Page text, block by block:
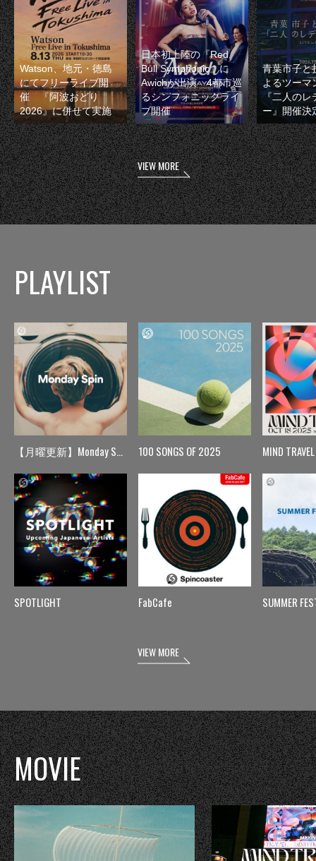
Watson、地元・徳島
にてフリーライブ開
催 『阿波おどり
2026』に併せて実施
日本初上陸の『Red
Bull Symphonic』に
Awichが出演 4都市巡
るシンフォニックライ
ブ開催
青葉市子と
よるツーマ
『二人のレ
ー』開催決
VIEW MORE
PLAYLIST
【月曜更新】Monday Spin
SPOTLIGHT
100 SONGS OF 2025
FabCafe
MIND TRAVEL
SUMMER
VIEW MORE
MOVIE